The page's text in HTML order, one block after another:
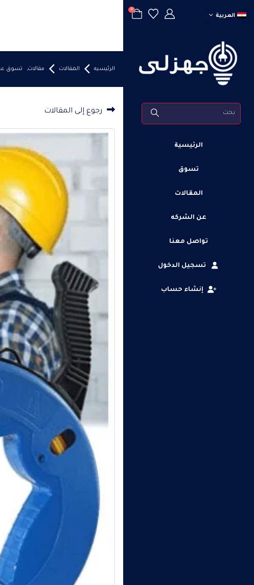
العربية
0
الرئيسية
تسوق
المقالات
عن الشركه
تواصل معنا
تسجيل الدخول
إنشاء حساب
الرئيسيه المقالات مقالات, تسوق
رجوع إلى المقالات